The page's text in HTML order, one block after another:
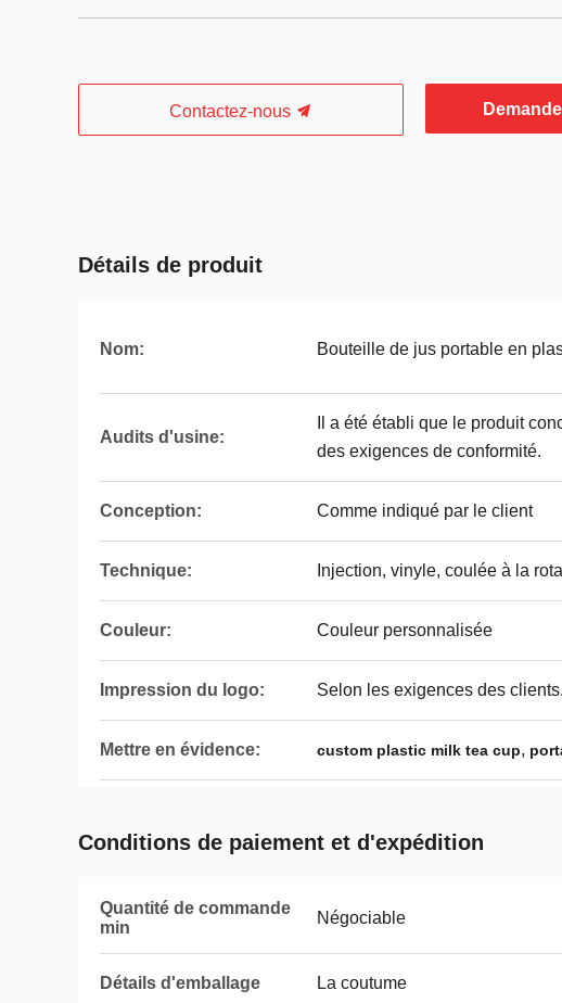
Contactez-nous
Détails de produit
Nom: Bouteille de jus portable en
Audits d'usine:
Il a été établi que le produit
des exigences de conformité.
Conception: Comme indiqué par le client
Technique: Injection, vinyle, coulée à la rota
Couleur: Couleur personnalisée
Impression du logo: Selon les exigences des clients.
Mettre en évidence: custom plastic milk tea cup,
Conditions de paiement et d'expédition
Quantité de commande
min
Négociable
Détails d'emballage La coutume